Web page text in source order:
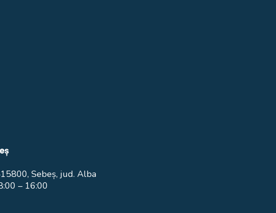
Sebeș, jud. Alba
– 16:00